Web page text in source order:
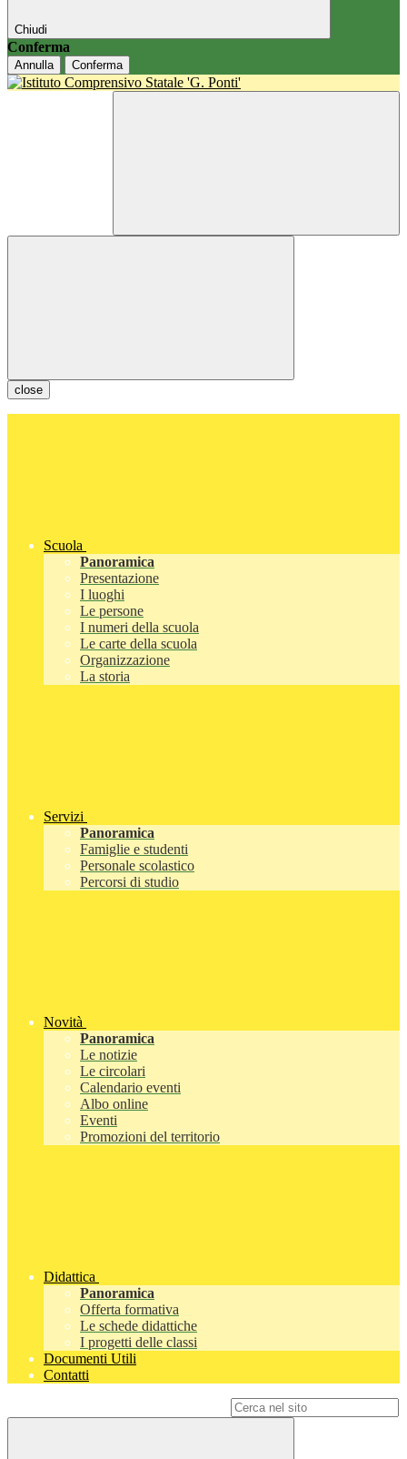
Chiudi
Conferma
Annulla Conferma
close
Scuola
Panoramica
Presentazione
I luoghi
Le persone
I numeri della scuola
Le carte della scuola
Organizzazione
La storia
Servizi
Panoramica
Famiglie e studenti
Personale scolastico
Percorsi di studio
Novità
Panoramica
Le notizie
Le circolari
Calendario eventi
Albo online
Eventi
Promozioni del territorio
Didattica
Panoramica
Offerta formativa
Le schede didattiche
I progetti delle classi
Documenti Utili
Contatti